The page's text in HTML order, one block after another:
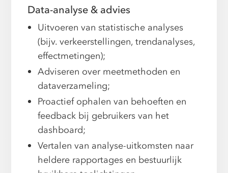
Data-analyse & advies
Uitvoeren van statistische analyses
(bijv. verkeerstellingen, trendanalyses,
effectmetingen);
Adviseren over meetmethoden en
dataverzameling;
Proactief ophalen van behoeften en
feedback bij gebruikers van het
dashboard;
Vertalen van analyse-uitkomsten naar
heldere rapportages en bestuurlijk